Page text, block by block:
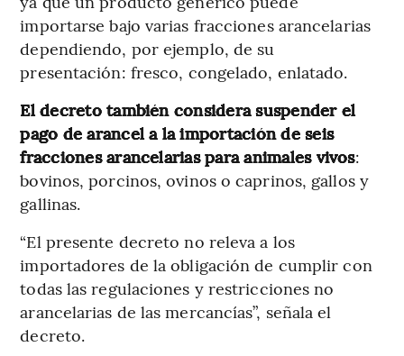
importarse bajo varias fracciones arancelarias
dependiendo, por ejemplo, de su
presentación: fresco, congelado, enlatado.
El decreto también considera suspender el
pago de arancel a la importación de seis
fracciones arancelarias para animales vivos:
bovinos, porcinos, ovinos o caprinos, gallos y
gallinas.
“El presente decreto no releva a los
importadores de la obligación de cumplir con
todas las regulaciones y restricciones no
arancelarias de las mercancías”, señala el
decreto.